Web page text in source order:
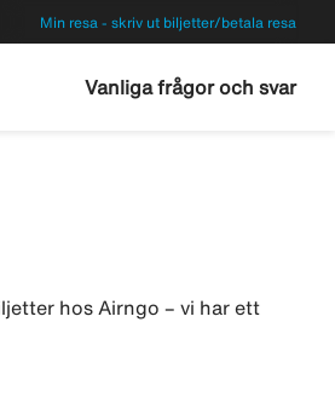
Min resa - skriv ut biljetter/betala resa
Vanliga frågor och svar
hos Airngo – vi har ett